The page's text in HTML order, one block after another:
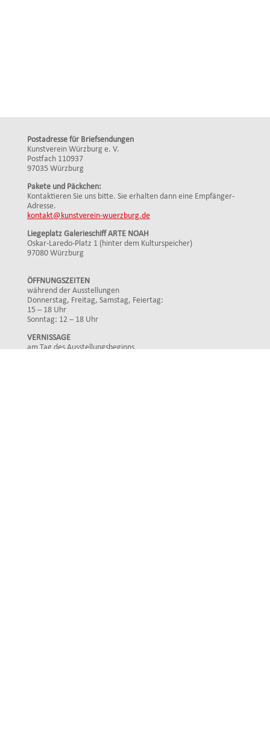
Postadresse für Briefsendungen
Kunstverein Würzburg e. V.
Postfach 110937
97035 Würzburg
Pakete und Päckchen:
Kontaktieren Sie uns bitte. Sie erhalten dann eine Empfänger-
Adresse.
kontakt@kunstverein-wuerzburg.de
Liegeplatz Galerieschiff ARTE NOAH
Oskar-Laredo-Platz 1 (hinter dem Kulturspeicher)
97080 Würzburg
ÖFFNUNGSZEITEN
während der Ausstellungen
Donnerstag, Freitag, Samstag, Feiertag:
15 – 18 Uhr
Sonntag: 12 – 18 Uhr
VERNISSAGE
am Tag des Ausstellungsbeginns